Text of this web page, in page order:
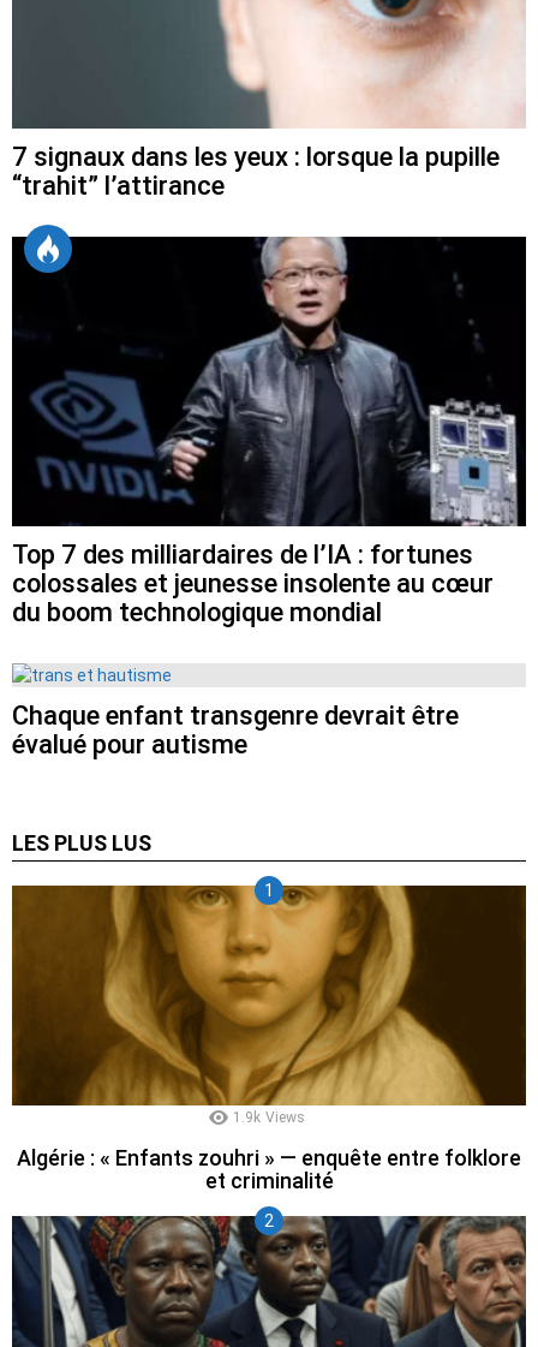
7 signaux dans les yeux : lorsque la pupille
“trahit” l’attirance
Top 7 des milliardaires de l’IA : fortunes
colossales et jeunesse insolente au cœur
du boom technologique mondial
Chaque enfant transgenre devrait être
évalué pour autisme
LES PLUS LUS
1.9k Views
Algérie : « Enfants zouhri » — enquête entre folklore
et criminalité